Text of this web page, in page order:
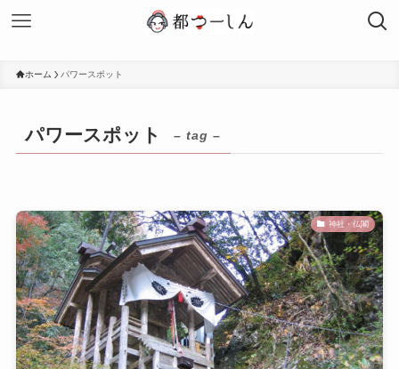
ホーム パワースポット
パワースポット – tag –
神社・仏閣